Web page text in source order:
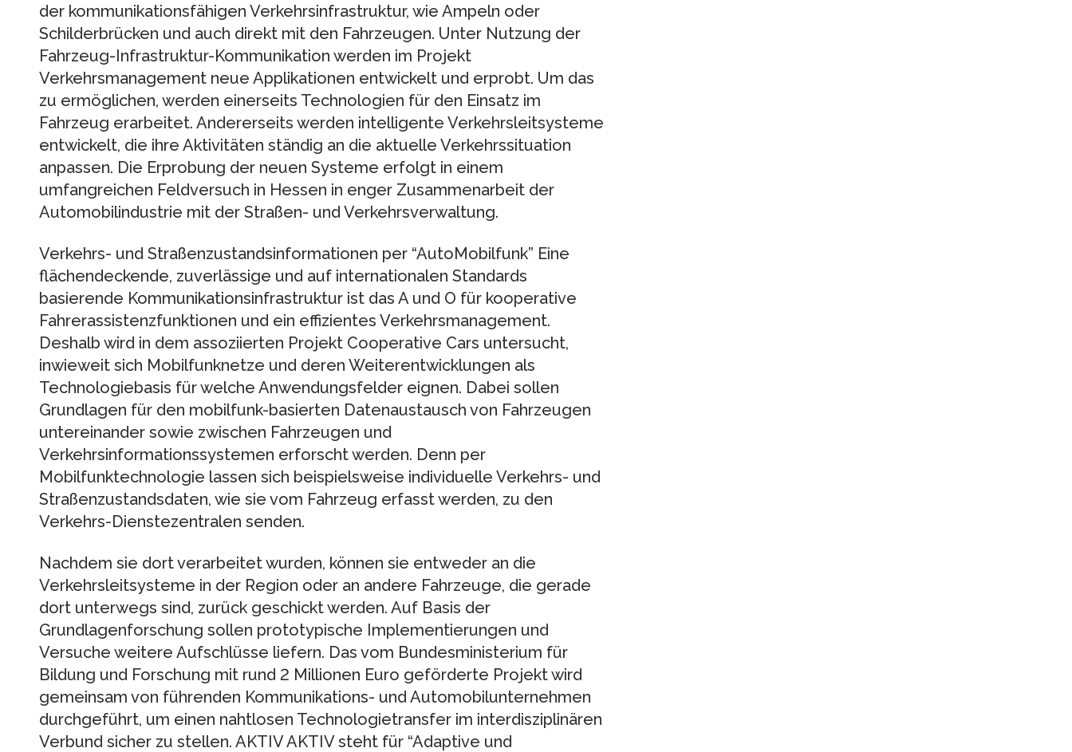
der kommunikationsfähigen Verkehrsinfrastruktur, wie Ampeln oder
Schilderbrücken und auch direkt mit den Fahrzeugen. Unter Nutzung der
Fahrzeug-Infrastruktur-Kommunikation werden im Projekt
Verkehrsmanagement neue Applikationen entwickelt und erprobt. Um das
zu ermöglichen, werden einerseits Technologien für den Einsatz im
Fahrzeug erarbeitet. Andererseits werden intelligente Verkehrsleitsysteme
entwickelt, die ihre Aktivitäten ständig an die aktuelle Verkehrssituation
anpassen. Die Erprobung der neuen Systeme erfolgt in einem
umfangreichen Feldversuch in Hessen in enger Zusammenarbeit der
Automobilindustrie mit der Straßen- und Verkehrsverwaltung.
Verkehrs- und Straßenzustandsinformationen per “AutoMobilfunk” Eine
flächendeckende, zuverlässige und auf internationalen Standards
basierende Kommunikationsinfrastruktur ist das A und O für kooperative
Fahrerassistenzfunktionen und ein effizientes Verkehrsmanagement.
Deshalb wird in dem assoziierten Projekt Cooperative Cars untersucht,
inwieweit sich Mobilfunknetze und deren Weiterentwicklungen als
Technologiebasis für welche Anwendungsfelder eignen. Dabei sollen
Grundlagen für den mobilfunk-basierten Datenaustausch von Fahrzeugen
untereinander sowie zwischen Fahrzeugen und
Verkehrsinformationssystemen erforscht werden. Denn per
Mobilfunktechnologie lassen sich beispielsweise individuelle Verkehrs- und
Straßenzustandsdaten, wie sie vom Fahrzeug erfasst werden, zu den
Verkehrs-Dienstezentralen senden.
Nachdem sie dort verarbeitet wurden, können sie entweder an die
Verkehrsleitsysteme in der Region oder an andere Fahrzeuge, die gerade
dort unterwegs sind, zurück geschickt werden. Auf Basis der
Grundlagenforschung sollen prototypische Implementierungen und
Versuche weitere Aufschlüsse liefern. Das vom Bundesministerium für
Bildung und Forschung mit rund 2 Millionen Euro geförderte Projekt wird
gemeinsam von führenden Kommunikations- und Automobilunternehmen
durchgeführt, um einen nahtlosen Technologietransfer im interdisziplinären
Verbund sicher zu stellen. AKTIV AKTIV steht für “Adaptive und